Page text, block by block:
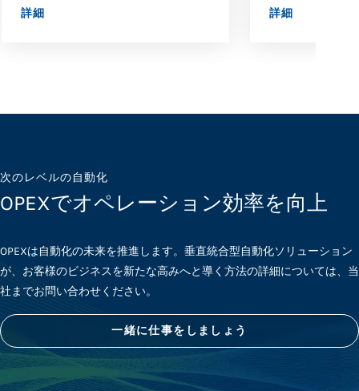
詳細 詳細
次のレベルの自動化
OPEXでオペレーション効率を向上
OPEXは自動化の未来を推進します。垂直統合型自動化ソリューション
が、お客様のビジネスを新たな高みへと導く方法の詳細については、当
社までお問い合わせください。
一緒に仕事をしましょう